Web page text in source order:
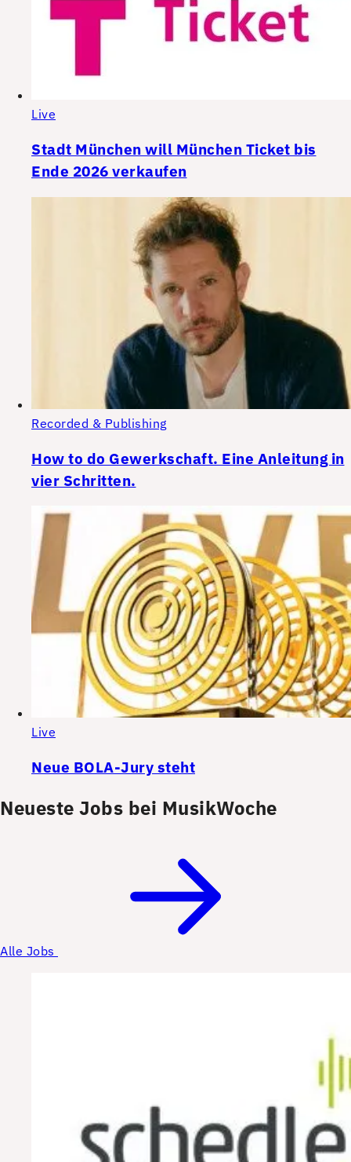
Live
Stadt München will München Ticket bis
Ende 2026 verkaufen
Recorded & Publishing
How to do Gewerkschaft. Eine Anleitung in
vier Schritten.
Live
Neue BOLA-Jury steht
Neueste Jobs bei MusikWoche
Alle Jobs